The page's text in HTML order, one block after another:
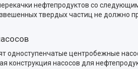
нефтепродуктов со
твердых частиц не должно
одноступенчатые центробежные
насосов для